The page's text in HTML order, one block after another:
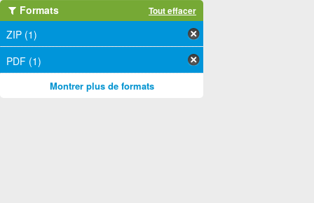
Formats Tout effacer
ZIP (1)
PDF (1)
Montrer plus de formats